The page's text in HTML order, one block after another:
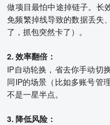
做项目最怕中途掉链子。长
免频繁掉线导致的数据丢失
了，抓包突然卡了）。
2. 效率翻倍：
IP自动轮换，省去你手动切
同IP的场景（比如多账号管
不是一星半点。
3. 降低风险：